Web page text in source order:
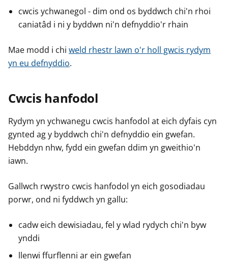
cwcis ychwanegol - dim ond os byddwch chi'n rhoi
caniatâd i ni y byddwn ni'n defnyddio'r rhain
Mae modd i chi weld rhestr lawn o'r holl gwcis rydym
yn eu defnyddio.
Cwcis hanfodol
Rydym yn ychwanegu cwcis hanfodol at eich dyfais cyn
gynted ag y byddwch chi'n defnyddio ein gwefan.
Hebddyn nhw, fydd ein gwefan ddim yn gweithio'n
iawn.
Gallwch rwystro cwcis hanfodol yn eich gosodiadau
porwr, ond ni fyddwch yn gallu:
cadw eich dewisiadau, fel y wlad rydych chi'n byw
ynddi
llenwi ffurflenni ar ein gwefan